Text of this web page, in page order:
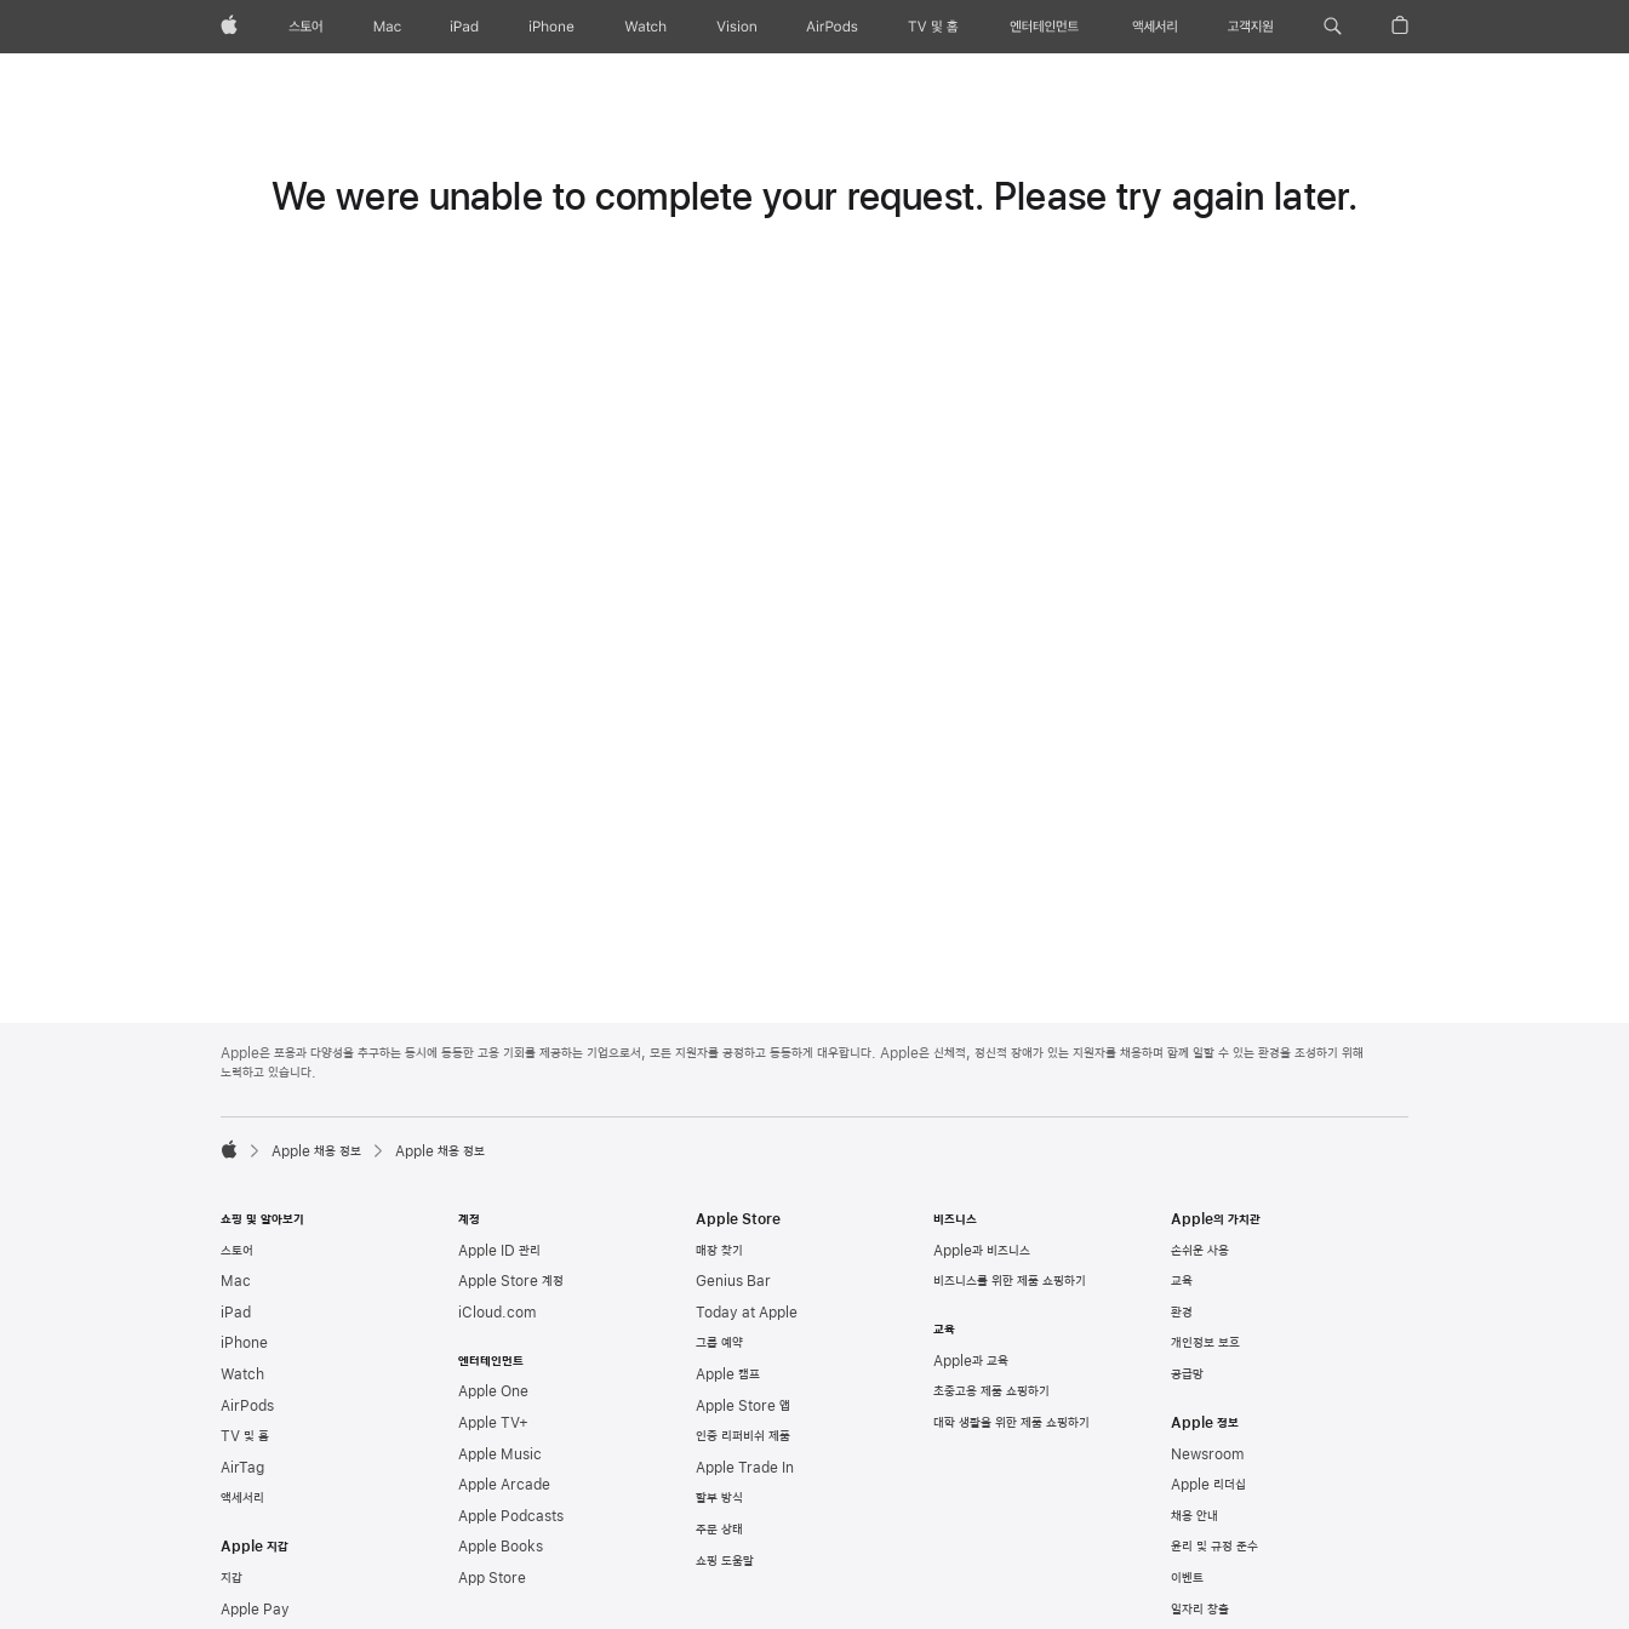
Apple스토어 Mac iPad iPhone Watch Vision AirPods TV 및 홈 엔터테인먼트 액세서리 고객지원
We were unable to complete your request. Please try again later.
p
p
o
r
Apple은 포용과 다양성을 추구하는 동시에 동등한 고용 기회를 제공하는 기업으로서, 모든 지원자를 공정하고 동등하게 대우합니다. Apple은 신체적, 정신적 장애가 있는 지원자를 채용하며 함께 일할 수 있는 환경을 조성하기 위해
노력하고 있습니다.

l
e
Apple 채용 정보 Apple 채용 정보
쇼핑 및 알아보기
스토어
Mac
iPad
iPhone
Watch
AirPods
TV 및 홈
AirTag
액세서리
Apple 지갑
지갑
Apple Pay
계정
Apple ID 관리
Apple Store 계정
iCloud.com
엔터테인먼트
Apple One
Apple TV+
Apple Music
Apple Arcade
Apple Podcasts
Apple Books
App Store
Apple Store
매장 찾기
Genius Bar
Today at Apple
그룹 예약
Apple 캠프
Apple Store 앱
인증 리퍼비쉬 제품
Apple Trade In
할부 방식
주문 상태
쇼핑 도움말
비즈니스
Apple과 비즈니스
비즈니스를 위한 제품 쇼핑하기
교육
Apple과 교육
초중고용 제품 쇼핑하기
대학 생활을 위한 제품 쇼핑하기
Apple의 가치관
손쉬운 사용
교육
환경
개인정보 보호
공급망
Apple 정보
Newsroom
Apple 리더십
채용 안내
윤리 및 규정 준수
이벤트
일자리 창출